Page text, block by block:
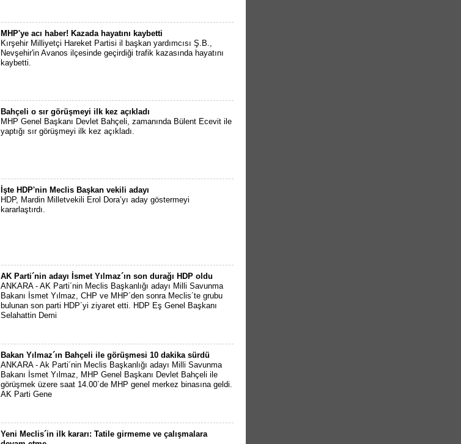
MHP'ye acı haber! Kazada hayatını kaybetti
Kırşehir Milliyetçi Hareket Partisi il başkan yardımcısı Ş.B.,
Nevşehir'in Avanos ilçesinde geçirdiği trafik kazasında hayatını
kaybetti.
Bahçeli o sır görüşmeyi ilk kez açıkladı
MHP Genel Başkanı Devlet Bahçeli, zamanında Bülent Ecevit ile
yaptığı sır görüşmeyi ilk kez açıkladı.
İşte HDP'nin Meclis Başkan vekili adayı
HDP, Mardin Milletvekili Erol Dora’yı aday göstermeyi
kararlaştırdı.
AK Parti´nin adayı İsmet Yılmaz´ın son durağı HDP oldu
ANKARA - AK Parti´nin Meclis Başkanlığı adayı Milli Savunma
Bakanı İsmet Yılmaz, CHP ve MHP´den sonra Meclis´te grubu
bulunan son parti HDP´yi ziyaret etti. HDP Eş Genel Başkanı
Selahattin Demi
Bakan Yılmaz´ın Bahçeli ile görüşmesi 10 dakika sürdü
ANKARA - Ak Parti´nin Meclis Başkanlığı adayı Milli Savunma
Bakanı İsmet Yılmaz, MHP Genel Başkanı Devlet Bahçeli ile
görüşmek üzere saat 14.00´de MHP genel merkez binasına geldi.
AK Parti Gene
Yeni Meclis´in ilk kararı: Tatile girmeme ve çalışmalara